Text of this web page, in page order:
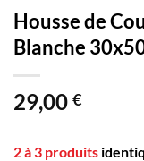
Housse de
Blanche
29,00 €
2 à 3 produits